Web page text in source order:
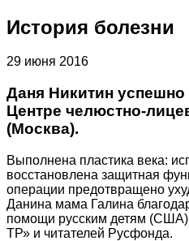
История болезни
29 июня 2016
Даня Никитин
Центре челюстно-
(Москва).
Выполнена пластика века:
восстановлена защитная
операции предотвращено
Данина мама Галина
помощи русским детям
ТР» и читателей Русфонда.